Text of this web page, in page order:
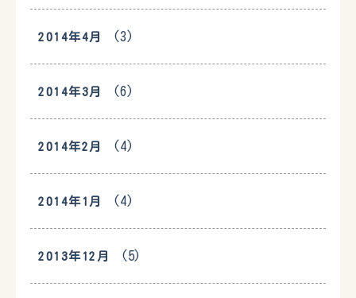
2014年4月 (3)
2014年3月 (6)
2014年2月 (4)
2014年1月 (4)
2013年12月 (5)